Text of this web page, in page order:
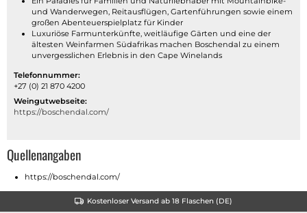
und Wanderwegen, Reitausflügen, Gartenführungen sowie einem
großen Abenteuerspielplatz für Kinder
Luxuriöse Farmunterkünfte, weitläufige Gärten und eine der
ältesten Weinfarmen Südafrikas machen Boschendal zu einem
unvergesslichen Erlebnis in den Cape Winelands
Telefonnummer:
+27 (0) 21 870 4200
Weingutwebseite:
https://boschendal.com/
Quellenangaben
https://boschendal.com/
Kostenloser Versand ab 18 Flaschen (DE)